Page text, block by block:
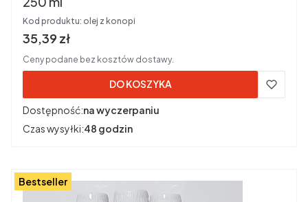
Kod produktu: olej z konopi
Cena brutto
35,39 zł
Ceny podane bez kosztów dostawy.
DO KOSZYKA
Dostępność:na wyczerpaniu
Czas wysyłki:48 godzin
Bestseller